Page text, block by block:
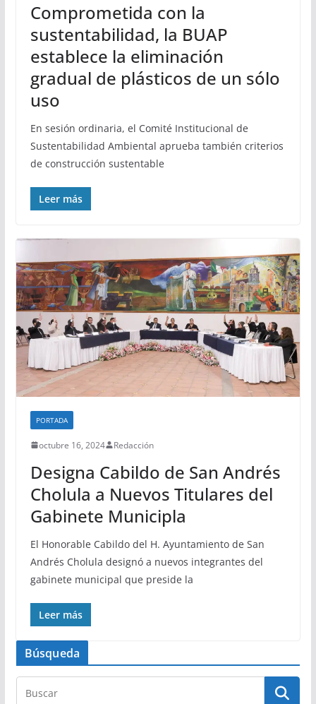
Comprometida con la
sustentabilidad, la BUAP
establece la eliminación
gradual de plásticos de un sólo
uso
En sesión ordinaria, el Comité Institucional de
Sustentabilidad Ambiental aprueba también criterios
de construcción sustentable
Leer más
PORTADA
octubre 16, 2024 Redacción
Designa Cabildo de San Andrés
Cholula a Nuevos Titulares del
Gabinete Municipla
El Honorable Cabildo del H. Ayuntamiento de San
Andrés Cholula designó a nuevos integrantes del
gabinete municipal que preside la
Leer más
Búsqueda